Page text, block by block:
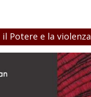
Potere e la violenza